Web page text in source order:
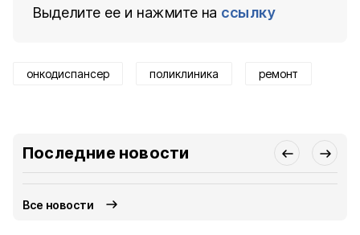
Выделите ее и нажмите на ссылку
онкодиспансер поликлиника ремонт
Последние новости
Все новости